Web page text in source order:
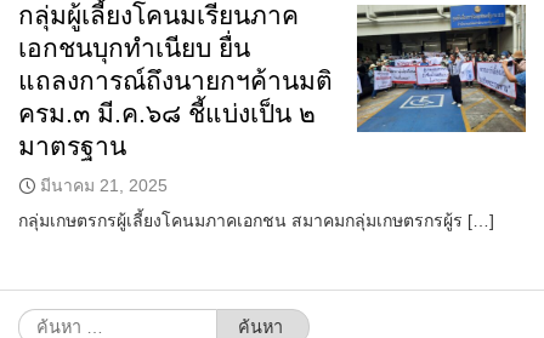
กลุ่มผู้เลี้ยงโคนมเรียนภาค
เอกชนบุกทำเนียบ ยื่น
แถลงการณ์ถึงนายกฯค้านมติ
ครม.๓ มี.ค.๖๘ ชี้แบ่งเป็น ๒
มาตรฐาน
มีนาคม 21, 2025
กลุ่มเกษตรกรผู้เลี้ยงโคนมภาคเอกชน สมาคมกลุ่มเกษตรกรผู้ร […]
ค้นหา